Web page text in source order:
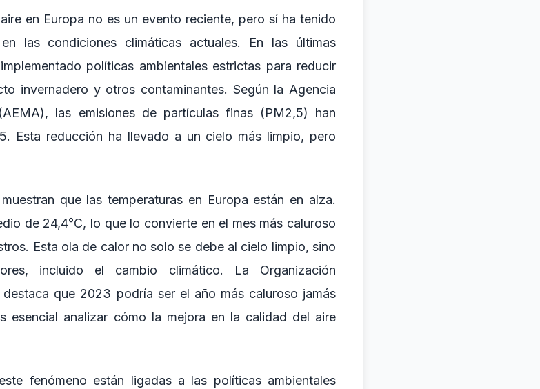
en Europa no es un evento reciente, pero sí ha tenido
las condiciones climáticas actuales. En las últimas
políticas ambientales estrictas para reducir
invernadero y otros contaminantes. Según la Agencia
las emisiones de partículas finas (PM2,5) han
Esta reducción ha llevado a un cielo más limpio, pero
que las temperaturas en Europa están en alza.
de 24,4°C, lo que lo convierte en el mes más caluroso
Esta ola de calor no solo se debe al cielo limpio, sino
incluido el cambio climático. La Organización
que 2023 podría ser el año más caluroso jamás
esencial analizar cómo la mejora en la calidad del aire
fenómeno están ligadas a las políticas ambientales